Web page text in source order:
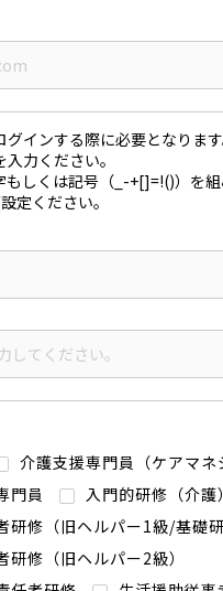
グインする際に必要となります
力ください。
しくは記号（_-+[]=!()）を組
定ください。
介護支援専門員（ケアマネ
門員
入門的研修（介護）
研修（旧ヘルパー1級/基礎研
研修（旧ヘルパー2級）